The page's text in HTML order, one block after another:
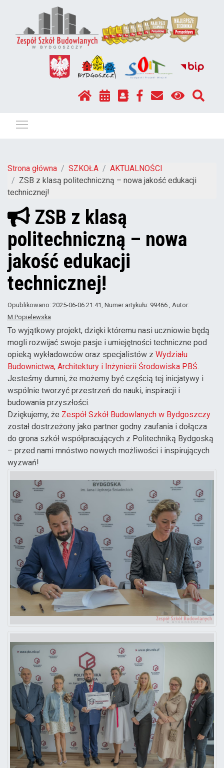
Strona główna SZKOŁA
AKTUALNOŚCI
ZSB z klasą politechniczną – nowa jakość edukacji
technicznej!
ZSB z klasą
politechniczną – nowa
jakość edukacji
technicznej!
Opublikowano: 2025-06-06 21:41 , Numer artykułu: 99466
, Autor:
M.Popielewska
To wyjątkowy projekt, dzięki któremu nasi uczniowie będą
mogli rozwijać swoje pasje i umiejętności techniczne pod
opieką wykładowców oraz specjalistów z Wydziału
Budownictwa, Architektury i Inżynierii Środowiska PBŚ.
Jesteśmy dumni, że możemy być częścią tej inicjatywy i
wspólnie tworzyć przestrzeń do nauki, inspiracji i
budowania przyszłości.
Dziękujemy, że Zespół Szkół Budowlanych w Bydgoszczy
został dostrzeżony jako partner godny zaufania i dołącza
do grona szkół współpracujących z Politechniką Bydgoską
– przed nami mnóstwo nowych możliwości i inspirujących
wyzwań!